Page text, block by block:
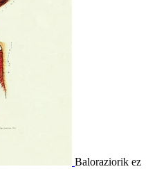
Baloraziorik ez